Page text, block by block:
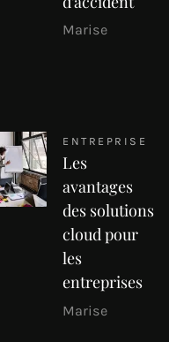
Marise
ENTREPRISE
Les
avantages
des solutions
cloud pour
les
entreprises
Marise